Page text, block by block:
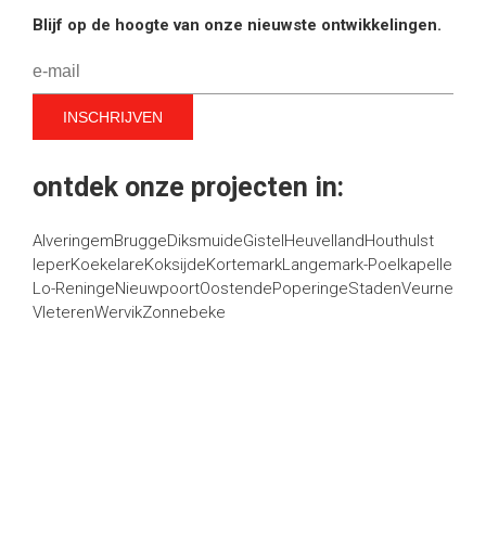
Blijf op de hoogte van onze nieuwste ontwikkelingen.
ontdek onze projecten in:
AlveringemBruggeDiksmuideGistelHeuvellandHouthulst
IeperKoekelareKoksijdeKortemarkLangemark-Poelkapelle
Lo-ReningeNieuwpoortOostendePoperingeStadenVeurne
VleterenWervikZonnebeke